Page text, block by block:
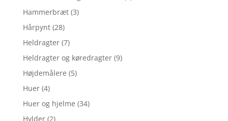
Hammerbræt (3)
Hårpynt (28)
Heldragter (7)
Heldragter og køredragter (9)
Højdemålere (5)
Huer (4)
Huer og hjelme (34)
Hylder (2)